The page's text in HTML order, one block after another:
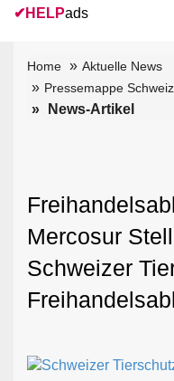
✔ HELPads
Home
Aktuelle News
Pressemappe
News-Artikel
Mercosur
Schweizer